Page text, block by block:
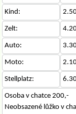
Kind:
Zelt:
Auto:
Moto:
Stellplatz:
Osoba v chatce 200,-
Neobsazené lůžko v